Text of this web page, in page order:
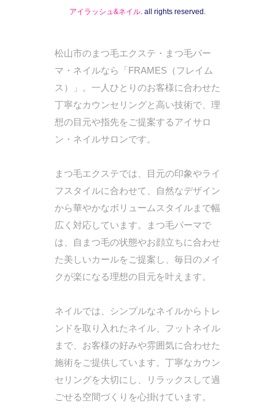
アイラッシュ&ネイル. all rights reserved.
松山市のまつ毛エクステ・まつ毛パー
マ・ネイルなら「FRAMES（フレイム
ス）」。一人ひとりのお客様に合わせた
丁寧なカウンセリングと高い技術で、理
想の目元や指先をご提案するアイサロ
ン・ネイルサロンです。
まつ毛エクステでは、目元の印象やライ
フスタイルに合わせて、自然なデザイン
から華やかなボリュームスタイルまで幅
広く対応しています。まつ毛パーマで
は、自まつ毛の状態やお顔立ちに合わせ
た美しいカールをご提案し、毎日のメイ
クが楽になる理想の目元を叶えます。
ネイルでは、シンプルなネイルからトレ
ンドを取り入れたネイル、フットネイル
まで、お客様の好みや雰囲気に合わせた
施術をご提供しています。丁寧なカウン
セリングを大切にし、リラックスして過
ごせる空間づくりを心掛けています。